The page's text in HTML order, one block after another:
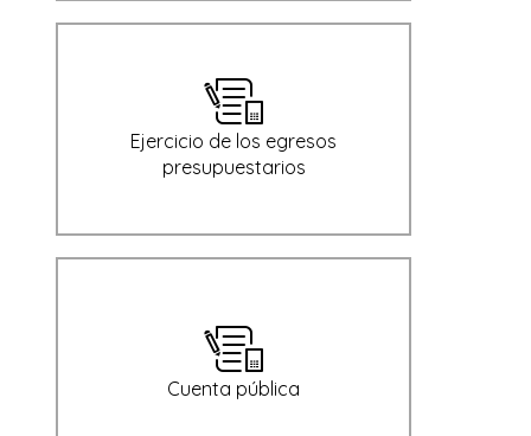
Ejercicio de los egresos
presupuestarios
Cuenta pública